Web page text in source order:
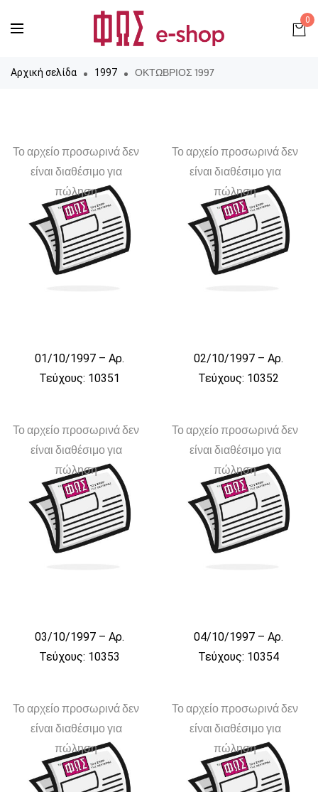
0
Αρχική σελίδα 1997 ΟΚΤΩΒΡΙΟΣ 1997
Το αρχείο προσωρινά δεν
είναι διαθέσιμο για
πώληση
01/10/1997 – Αρ.
Τεύχους: 10351
Το αρχείο προσωρινά δεν
είναι διαθέσιμο για
πώληση
02/10/1997 – Αρ.
Τεύχους: 10352
Το αρχείο προσωρινά δεν
είναι διαθέσιμο για
πώληση
03/10/1997 – Αρ.
Τεύχους: 10353
Το αρχείο προσωρινά δεν
είναι διαθέσιμο για
πώληση
04/10/1997 – Αρ.
Τεύχους: 10354
Το αρχείο προσωρινά δεν
είναι διαθέσιμο για
πώληση
Το αρχείο προσωρινά δεν
είναι διαθέσιμο για
πώληση